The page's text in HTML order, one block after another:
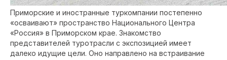
Приморские и иностранные туркомпании постепенно
«осваивают» пространство Национального Центра
«Россия» в Приморском крае. Знакомство
представителей туротрасли с экспозицией имеет
далеко идущие цели. Оно направлено на встраивание